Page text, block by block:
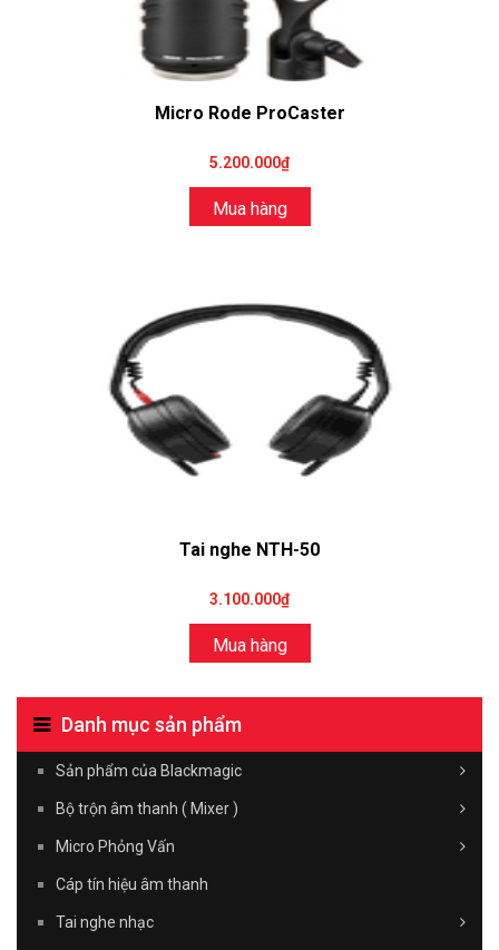
Micro Rode ProCaster
5.200.000₫
Mua hàng
Tai nghe NTH-50
3.100.000₫
Mua hàng
Danh mục sản phẩm
Sản phẩm của Blackmagic
Bộ trộn âm thanh ( Mixer )
Micro Phỏng Vấn
Cáp tín hiệu âm thanh
Tai nghe nhạc